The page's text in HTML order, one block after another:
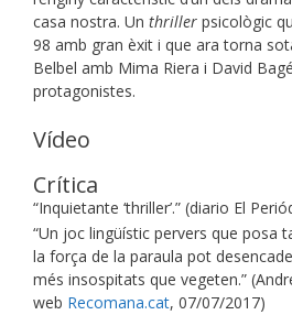
casa nostra. Un thriller psicològic
98 amb gran èxit i que ara torna
Belbel amb Mima Riera i David
protagonistes.
Vídeo
Crítica
“Inquietante ‘thriller’.” (diario El
“Un joc lingüístic pervers que posa
la força de la paraula pot
més insospitats que vegeten.”
web Recomana.cat, 07/07/2017)